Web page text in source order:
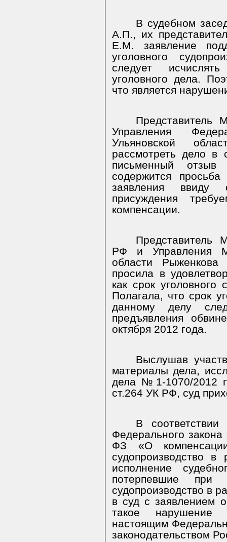
В судебном
А.П., их
Е.М. заявление
уголовного
следует
уголовного дела.
что является
Представитель
Управления
Ульяновской
рассмотреть дело в
письменный
содержится
заявления ввиду
присуждения
компенсации.
Представитель
РФ и Управления
области
просила в
как срок уголовного
Полагала, что срок
данному делу
предъявления
октября 2012 года.
Выслушав
материалы дела,
дела №1-1070/2012
ст.264 УК РФ, суд
В
Федерального
ФЗ «О
судопроизводство
исполнение
потерпевшие
судопроизводство в
в суд с заявлением
такое нарушение
настоящим
законодательством